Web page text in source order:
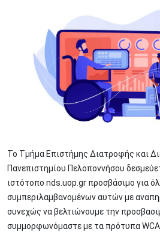
Το Τμήμα Επιστήμης Διατροφής και
Πανεπιστημίου Πελοποννήσου
ιστότοπο nds.uop.gr προσβάσιμο για
συμπεριλαμβανομένων αυτών με
συνεχώς να βελτιώνουμε την
συμμορφωνόμαστε με τα πρότυπα